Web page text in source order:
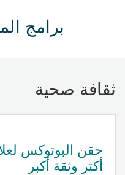
برامج
ثقافة صحية
حقن البوتوكس
أكثر وثقة أكبر